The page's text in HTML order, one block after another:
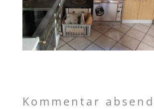
Kommentar